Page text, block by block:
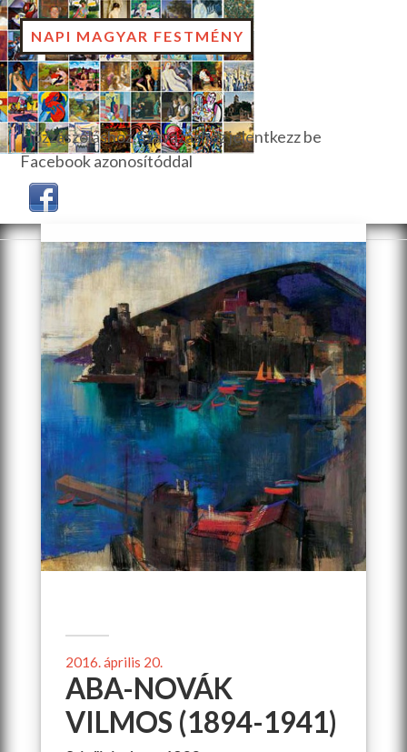
NAPI MAGYAR FESTMÉNY
Hozzászóláshoz, szavazáshoz jelentkezz be
Facebook azonosítóddal
2016. április 20.
ABA-NOVÁK
VILMOS (1894-1941)